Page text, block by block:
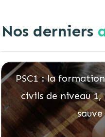
Nos derniers
PSC1 : la
civils de niveau